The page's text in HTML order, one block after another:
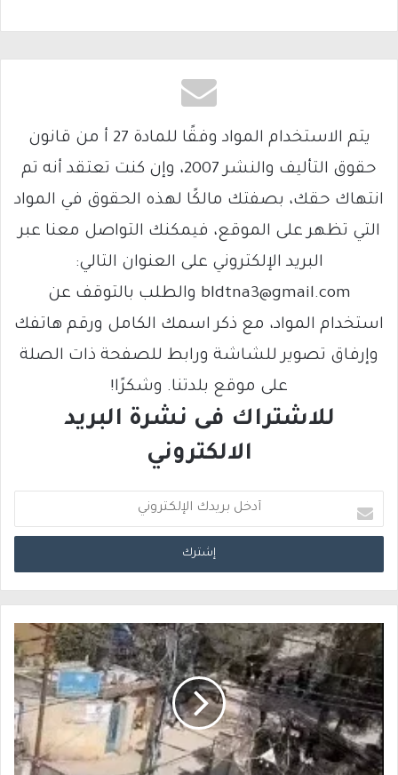
يتم الاستخدام المواد وفقًا للمادة 27 أ من قانون
حقوق التأليف والنشر 2007، وإن كنت تعتقد أنه تم
انتهاك حقك، بصفتك مالكًا لهذه الحقوق في المواد
التي تظهر على الموقع، فيمكنك التواصل معنا عبر
البريد الإلكتروني على العنوان التالي:
bldtna3@gmail.com والطلب بالتوقف عن
استخدام المواد، مع ذكر اسمك الكامل ورقم هاتفك
وإرفاق تصوير للشاشة ورابط للصفحة ذات الصلة
على موقع بلدتنا. وشكرًا!
للاشتراك فى نشرة البريد
الالكتروني
د
خ
ب
ر
ي
د
ك